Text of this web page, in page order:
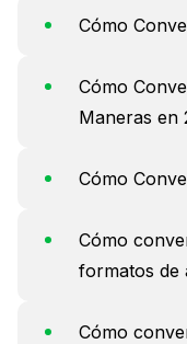
Cómo
Cómo
Maneras en
Cómo
Cómo
formatos de
Cómo